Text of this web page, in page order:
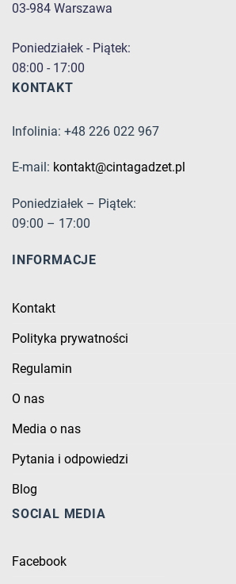
03-984 Warszawa
Poniedziałek - Piątek:
08:00 - 17:00
KONTAKT
Infolinia: +48 226 022 967
E-mail: kontakt@cintagadzet.pl
Poniedziałek – Piątek:
09:00 – 17:00
INFORMACJE
Kontakt
Polityka prywatności
Regulamin
O nas
Media o nas
Pytania i odpowiedzi
Blog
SOCIAL MEDIA
Facebook